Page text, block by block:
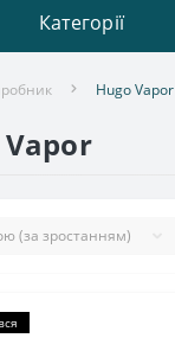
Категорії
Hugo Vapor